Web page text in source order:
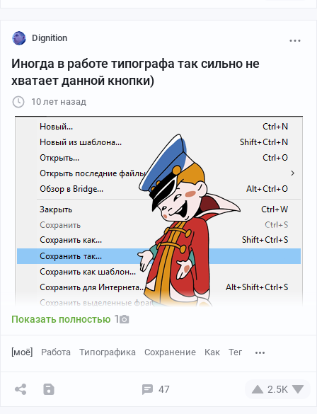
Dignition
Иногда в работе типографа так сильно не
хватает данной кнопки)
10 лет назад
Показать полностью 1
[моё] Работа Типографика Сохранение Как Тег
47 2.5K